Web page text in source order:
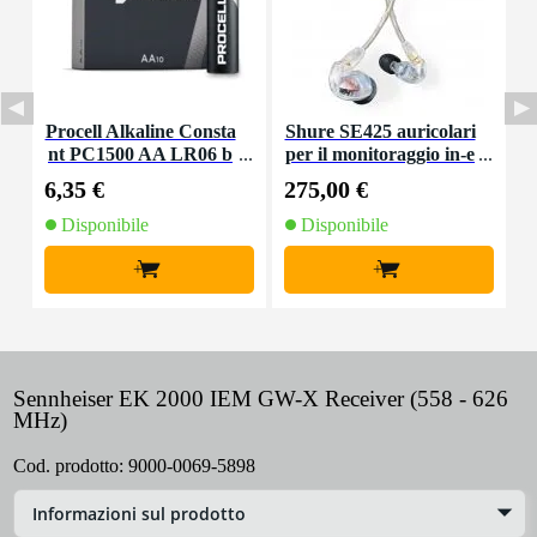
Procell Alkaline Consta
nt PC1500 AA LR06 b
6,35 €
Disponibile
+
Shure SE425 auricolari
per il monitoraggio in-e
275,00 €
Disponibile
+
Sennheiser EK 2000 IEM GW-X Receiver (558 - 626
MHz)
Cod. prodotto: 9000-0069-5898
Informazioni sul prodotto